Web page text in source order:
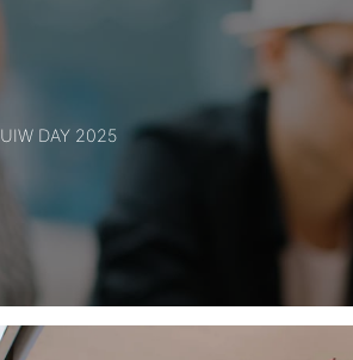
UIW DAY 2025